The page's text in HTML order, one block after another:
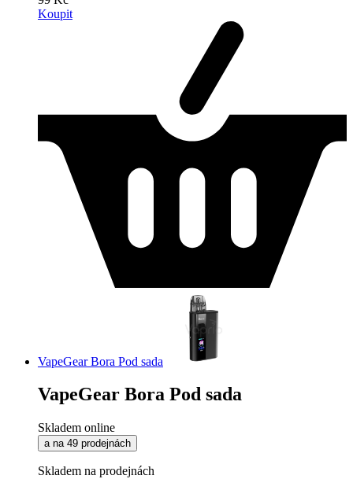
Koupit
VapeGear Bora Pod sada
VapeGear Bora Pod sada
Skladem online
a na 49 prodejnách
Skladem na prodejnách